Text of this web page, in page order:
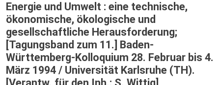
Energie und Umwelt : eine technische,
ökonomische, ökologische und
gesellschaftliche Herausforderung;
[Tagungsband zum 11.] Baden-
Württemberg-Kolloquium 28. Februar bis 4.
März 1994 / Universität Karlsruhe (TH).